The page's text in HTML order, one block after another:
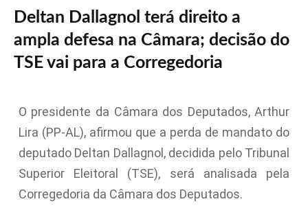
Deltan Dallagnol terá direito a
ampla defesa na Câmara; decisão do
TSE vai para a Corregedoria
O presidente da Câmara dos Deputados, Arthur
Lira (PP-AL), afirmou que a perda de mandato do
deputado Deltan Dallagnol, decidida pelo Tribunal
Superior Eleitoral (TSE), será analisada pela
Corregedoria da Câmara dos Deputados.